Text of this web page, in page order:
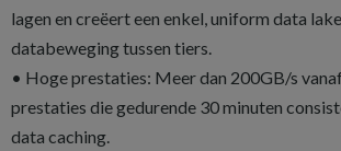
lagen en creëert een enkel, uniform data
databeweging tussen tiers.
• Hoge prestaties: Meer dan 200GB/s
prestaties die gedurende 30 minuten
data caching.